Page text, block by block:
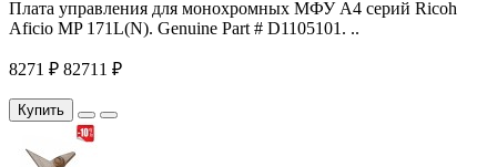
Плата управления для монохромных МФУ A4 серий Ricoh
Aficio MP 171L(N). Genuine Part # D1105101. ..
8271 ₽ 82711 ₽
Купить